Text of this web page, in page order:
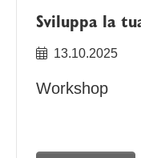
Sviluppa la
13.10.2025
Workshop